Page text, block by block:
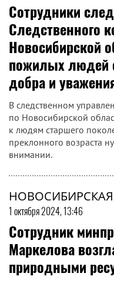
Сотрудники
Следственного
Новосибирской
пожилых людей
добра и
В следственном
по Новосибирской
к людям старшего
преклонного возраста
внимании.
1 октября 2024, 13:46
Сотрудник
Маркелова
природными